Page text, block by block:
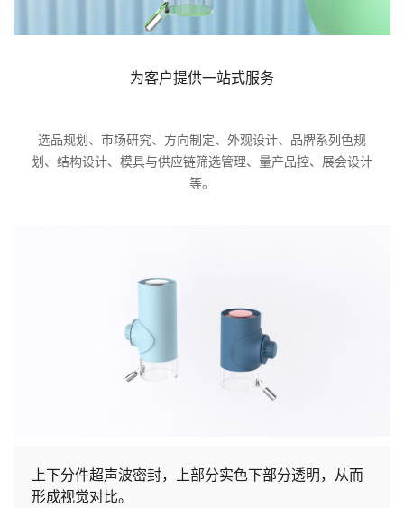
为客户提供一站式服务
选品规划、市场研究、方向制定、外观设计、品牌系列色规
划、结构设计、模具与供应链筛选管理、量产品控、展会设计
等。
上下分件超声波密封，上部分实色下部分透明，从而
形成视觉对比。